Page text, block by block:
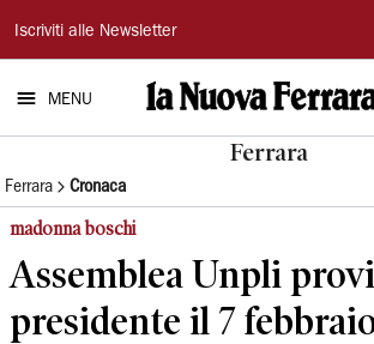
La
Nuova
Ferrara
Iscriviti alle Newsletter
MENU
Ferrara
Ferrara Cronaca
madonna boschi
Assemblea Unpli
presidente il 7